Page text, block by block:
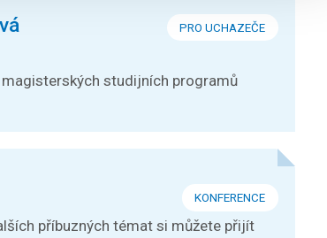
PRO UCHAZEČE
studijních programů
KONFERENCE
příbuzných témat si můžete přijít